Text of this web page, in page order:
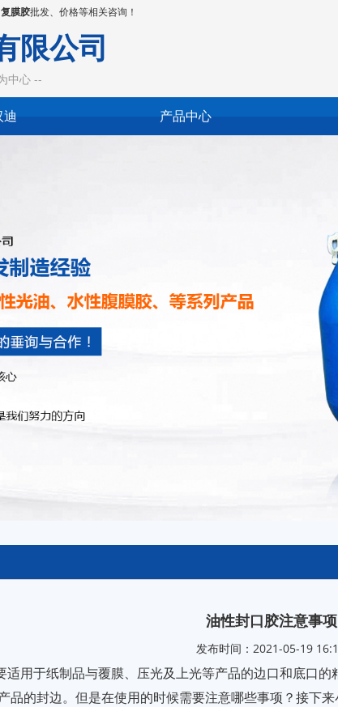
复膜胶批发、价格等相关咨询！
限公司
中心 --
产品中心
油性封口胶注意事项
发布时间：2021-05-19
适用于纸制品与覆膜、压光及上光等产品的边口和底口
品的封边。但是在使用的时候需要注意哪些事项？接下来